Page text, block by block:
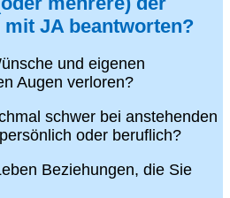
JA beantworten?
und eigenen
Augen verloren?
schwer bei anstehenden
oder beruflich?
Beziehungen, die Sie